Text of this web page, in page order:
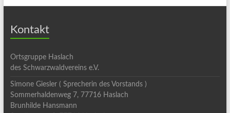
Kontakt
Ortsgruppe Haslach
des Schwarzwaldvereins e.V.
Simone Giesler ( Sprecherin des Vorstands )
Sommerhaldenweg 7, 77716 Haslach
Brunhilde Hansmann